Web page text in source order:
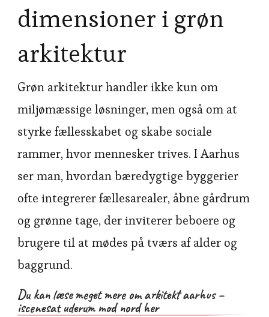
dimensioner i grøn
arkitektur
Grøn arkitektur handler ikke kun om
miljømæssige løsninger, men også om at
styrke fællesskabet og skabe sociale
rammer, hvor mennesker trives. I Aarhus
ser man, hvordan bæredygtige byggerier
ofte integrerer fællesarealer, åbne gårdrum
og grønne tage, der inviterer beboere og
brugere til at mødes på tværs af alder og
baggrund.
Du kan læse meget mere om arkitekt aarhus –
iscenesat uderum mod nord her